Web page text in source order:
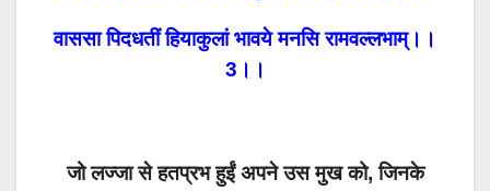
वाससा पिदधतीं हियाकुलां भावये मनसि रामवल्लभाम्।।
3।।
जो लज्जा से हतप्रभ हुईं अपने उस मुख को, जिनके